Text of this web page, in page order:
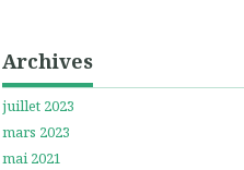
Archives
juillet 2023
mars 2023
mai 2021